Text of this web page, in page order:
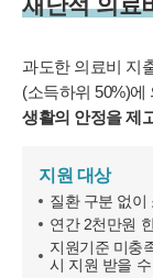
재난적 의료
과도한 의료비 지
(소득하위 50%)에
생활의 안정을 제
지원 대상
질환 구분 없이
연간 2천만원
지원기준 미충
시 지원 받을
• 회원의 휴대전화
• 신용카드 번호,
호 (유료 결제 서비
하는 동안 이용자
위해 이용합니다.
및 이용목적이 달
한 경우에 재생할
단, 다음의 정보에